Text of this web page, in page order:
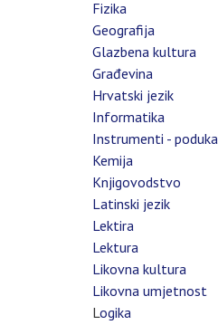
Fizika
Geografija
Glazbena kultura
Građevina
Hrvatski jezik
Informatika
Instrumenti - poduka
Kemija
Knjigovodstvo
Latinski jezik
Lektira
Lektura
Likovna kultura
Likovna umjetnost
Logika